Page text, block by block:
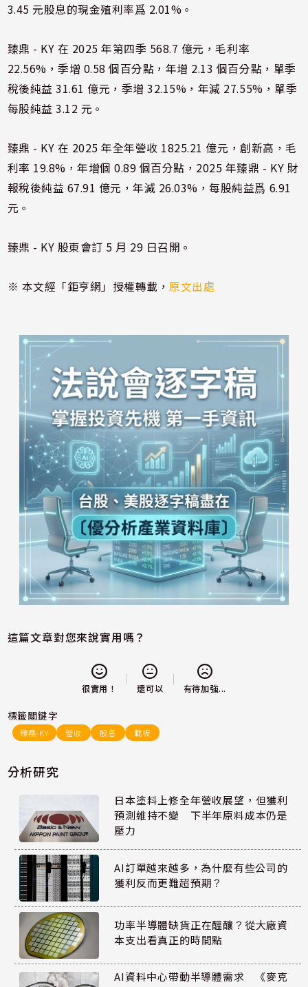
3.45 元股息的現金殖利率爲 2.01%。
臻鼎 - KY 在 2025 年第四季 568.7 億元，毛利率
22.56%，季增 0.58 個百分點，年增 2.13 個百分點，單季
稅後純益 31.61 億元，季增 32.15%，年減 27.55%，單季
每股純益 3.12 元。
臻鼎 - KY 在 2025 年全年營收 1825.21 億元，創新高，毛
利率 19.8%，年增個 0.89 個百分點，2025 年臻鼎 - KY 財
報稅後純益 67.91 億元，年減 26.03%，每股純益爲 6.91
元。
臻鼎 - KY 股東會訂 5 月 29 日召開。
※ 本文經「鉅亨網」授權轉載，原文出處
這篇文章對您來說實用嗎？
很實用！ 還可以 有待加強...
標籤關鍵字
臻鼎-KY 營收 股息 載板
分析研究
日本塗料上修全年營收展望，但獲利
預測維持不變 下半年原料成本仍是
壓力
AI訂單越來越多，為什麼有些公司的
獲利反而更難超預期？
功率半導體缺貨正在醞釀？從大廠資
本支出看真正的時間點
AI資料中心帶動半導體需求 《麥克